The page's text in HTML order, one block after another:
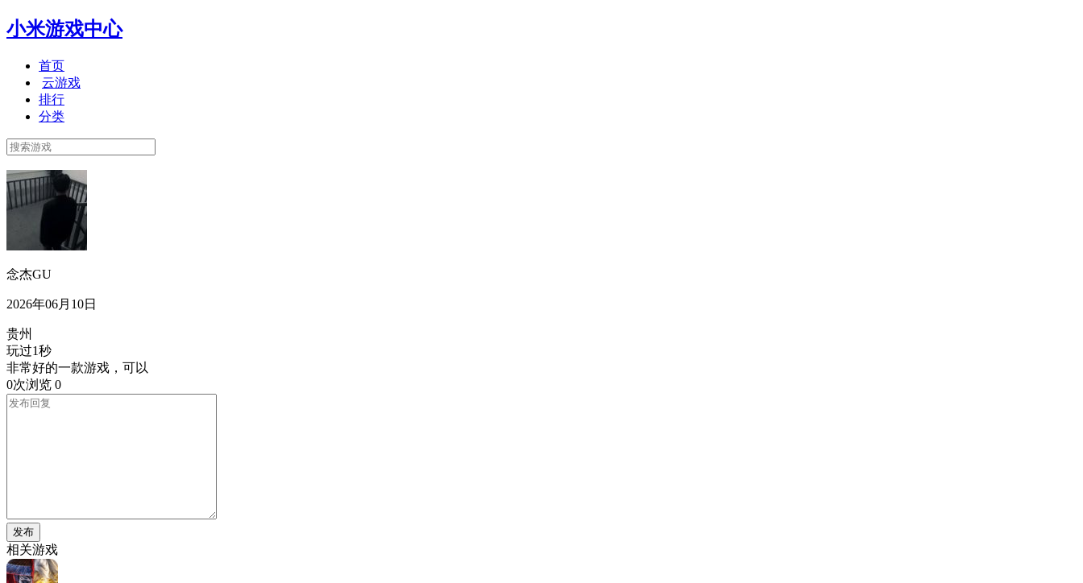
小米游戏中心
首页
云游戏
排行
分类
念杰GU
2026年06月10日
贵州
玩过1秒
非常好的一款游戏，可以
0次浏览 0
发布
相关游戏